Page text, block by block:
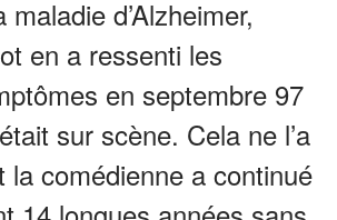
d’Alzheimer,
en a ressenti les
en septembre 97
sur scène. Cela ne l’a
la comédienne a continué